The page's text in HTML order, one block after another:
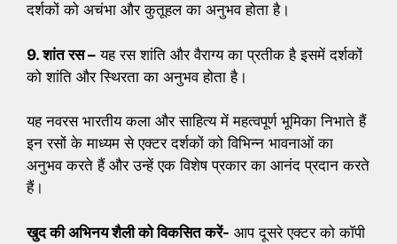
दर्शकों को अचंभा और कुतूहल का अनुभव होता है।
9. शांत रस – यह रस शांति और वैराग्य का प्रतीक है इसमें दर्शकों
को शांति और स्थिरता का अनुभव होता है।
यह नवरस भारतीय कला और साहित्य में महत्वपूर्ण भूमिका निभाते हैं
इन रसों के माध्यम से एक्टर दर्शकों को विभिन्न भावनाओं का
अनुभव करते हैं और उन्हें एक विशेष प्रकार का आनंद प्रदान करते
हैं।
खुद की अभिनय शैली को विकसित करें- आप दूसरे एक्टर को कॉपी